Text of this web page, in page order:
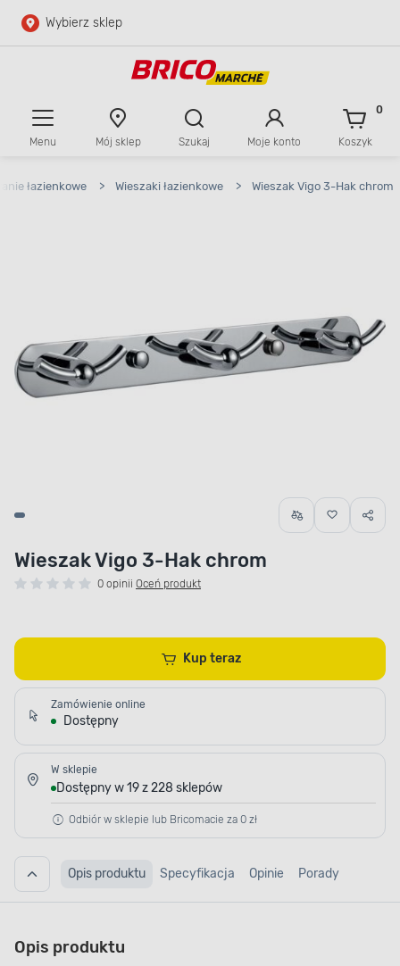
Przejdź do głównej zawartości
Wybierz sklep
Menu Mój sklep Szukaj Moje konto Koszyk
0
łazienkowe > Wieszaki łazienkowe > Wieszak Vigo 3-Hak chrom
Wieszak Vigo 3-Hak chrom
0 opinii Oceń produkt
Kup teraz
Zamówienie online
Dostępny
W sklepie
Dostępny w 19 z 228 sklepów
Odbiór w sklepie lub Bricomacie za 0 zł
Opis produktu Specyfikacja Opinie Porady
Opis produktu